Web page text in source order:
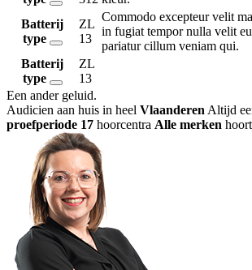
Batterij
type
ZL
13
Commodo excepteur velit
in fugiat tempor nulla velit
pariatur cillum veniam qui.
Batterij
type
ZL
13
Een ander geluid.
Audicien aan huis in heel Vlaanderen Altijd
proefperiode 17 hoorcentra Alle merken